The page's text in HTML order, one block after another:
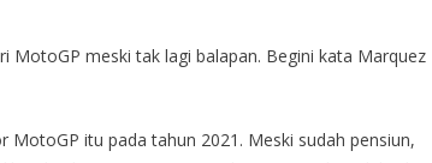
MotoGP meski tak lagi balapan. Begini kata Marquez
itu pada tahun 2021. Meski sudah pensiun,